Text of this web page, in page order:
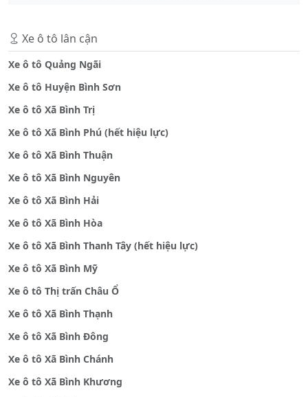
Xe ô tô lân cận
Xe ô tô Quảng Ngãi
Xe ô tô Huyện Bình Sơn
Xe ô tô Xã Bình Trị
Xe ô tô Xã Bình Phú (hết hiệu lực)
Xe ô tô Xã Bình Thuận
Xe ô tô Xã Bình Nguyên
Xe ô tô Xã Bình Hải
Xe ô tô Xã Bình Hòa
Xe ô tô Xã Bình Thanh Tây (hết hiệu lực)
Xe ô tô Xã Bình Mỹ
Xe ô tô Thị trấn Châu Ổ
Xe ô tô Xã Bình Thạnh
Xe ô tô Xã Bình Đông
Xe ô tô Xã Bình Chánh
Xe ô tô Xã Bình Khương